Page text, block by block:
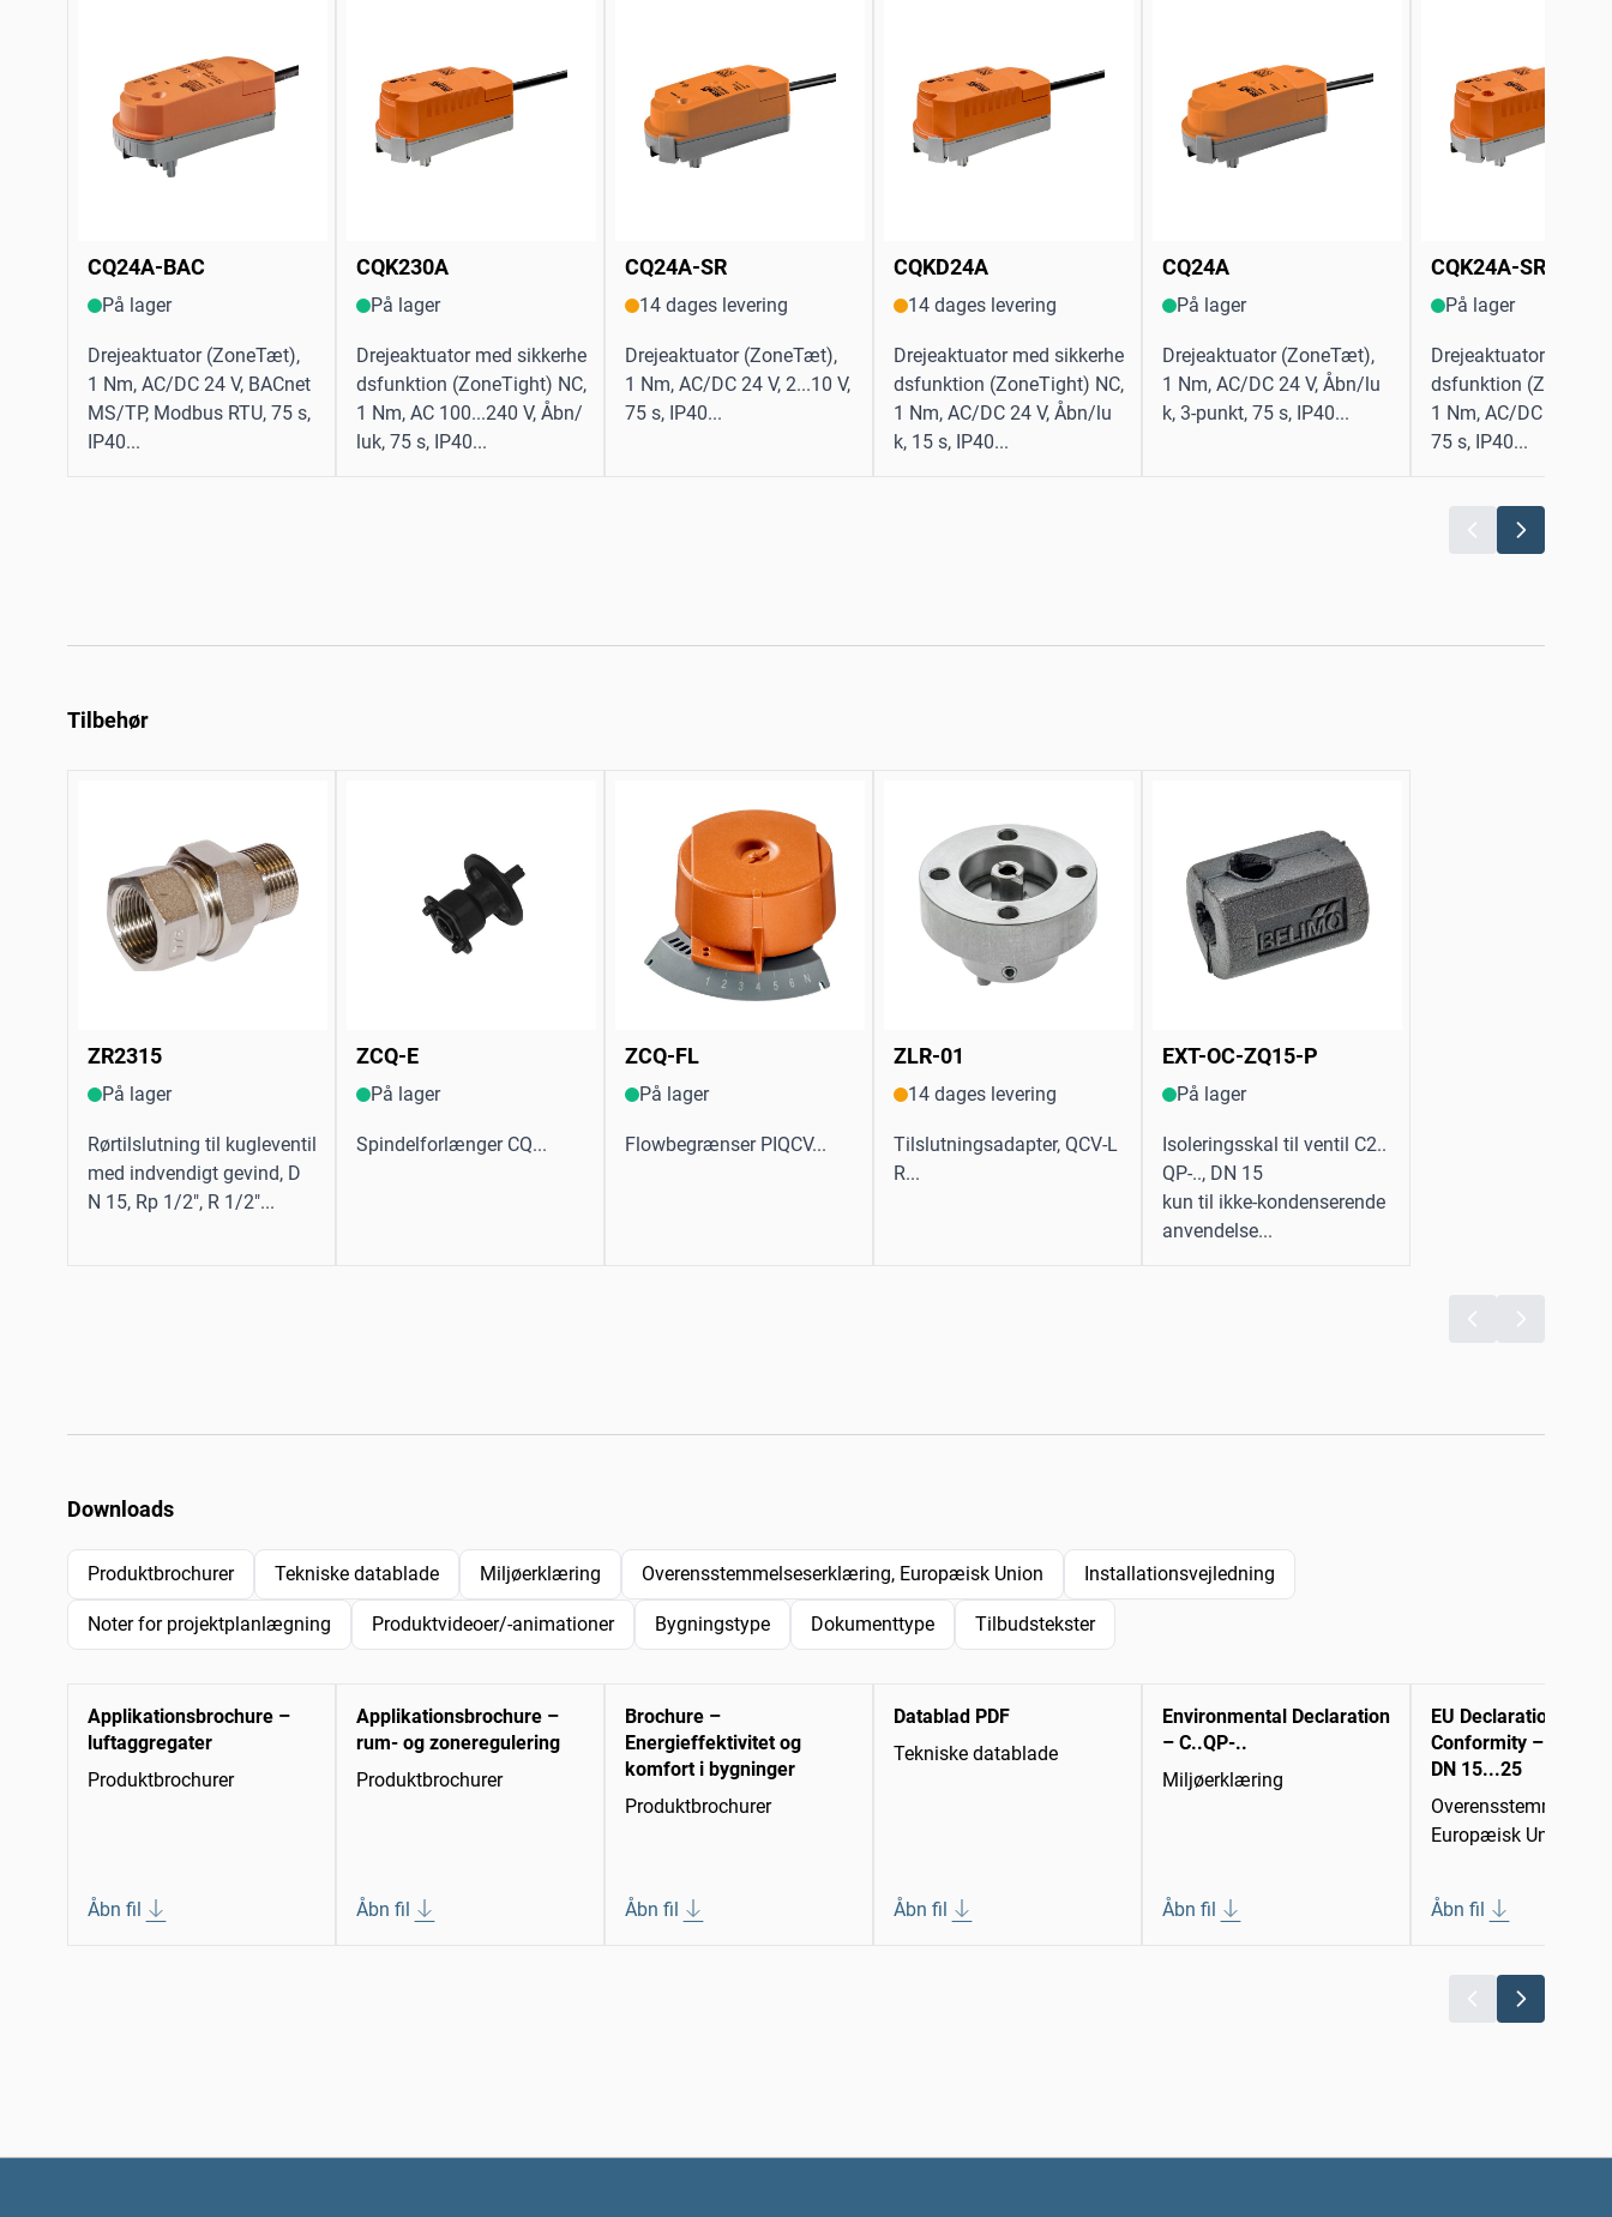
CQ24A-BAC
På lager
Drejeaktuator (ZoneTæt),
1 Nm, AC/DC 24 V, BACnet
MS/TP, Modbus RTU, 75 s,
IP40...
CQK230A
På lager
Drejeaktuator med sikkerhe
dsfunktion (ZoneTight) NC,
1 Nm, AC 100...240 V, Åbn/
luk, 75 s, IP40...
CQ24A-SR
14 dages levering
Drejeaktuator (ZoneTæt),
1 Nm, AC/DC 24 V, 2...10 V,
75 s, IP40...
CQKD24A
14 dages levering
Drejeaktuator med sikkerhe
dsfunktion (ZoneTight) NC,
1 Nm, AC/DC 24 V, Åbn/lu
k, 15 s, IP40...
CQ24A
På lager
Drejeaktuator (ZoneTæt),
1 Nm, AC/DC 24 V, Åbn/lu
k, 3-punkt, 75 s, IP40...
CQK24A-SR
På lager
Drejeaktuator med
dsfunktion
1 Nm, AC/DC 24 V,
75 s, IP40...
Tilbehør
ZR2315
På lager
Rørtilslutning til kugleventil
med indvendigt gevind, D
N 15, Rp 1/2", R 1/2"...
ZCQ-E
På lager
Spindelforlænger CQ...
ZCQ-FL
På lager
Flowbegrænser PIQCV...
ZLR-01
14 dages levering
Tilslutningsadapter, QCV-L
R...
EXT-OC-ZQ15-P
På lager
Isoleringsskal til ventil C2..
QP-.., DN 15
kun til ikke-kondenserende
anvendelse...
Downloads
Produktbrochurer Tekniske datablade Miljøerklæring Overensstemmelseserklæring, Europæisk Union Installationsvejledning
Noter for projektplanlægning Produktvideoer/-animationer Bygningstype Dokumenttype Tilbudstekster
Applikationsbrochure –
luftaggregater
Produktbrochurer
Åbn fil
Applikationsbrochure –
rum- og zoneregulering
Produktbrochurer
Åbn fil
Brochure –
Energieffektivitet og
komfort i bygninger
Produktbrochurer
Åbn fil
Datablad PDF
Tekniske datablade
Åbn fil
Environmental Declaration
– C..QP-..
Miljøerklæring
Åbn fil
EU Declaration of
Conformity –
DN 15...25
Europæisk Union
Åbn fil